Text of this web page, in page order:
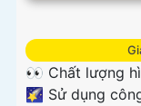
👀 Chất lượng
🌠 Sử dụng